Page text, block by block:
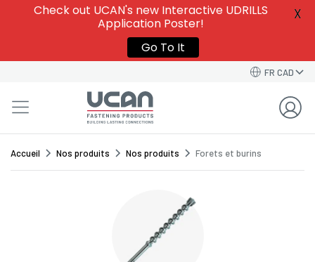
FR CAD
Accueil Nos produits Nos produits Forets et burins
Give this template a name to easily find it among
Saved Order Templatesin your account.
Order Template Name*
VIEW SAVED ORDER TEMPLATES
VIEW SAVED ORDER TEMPLATES
Check out UCAN's new Interactive UDRILLS
Application Poster!
Go To It
X